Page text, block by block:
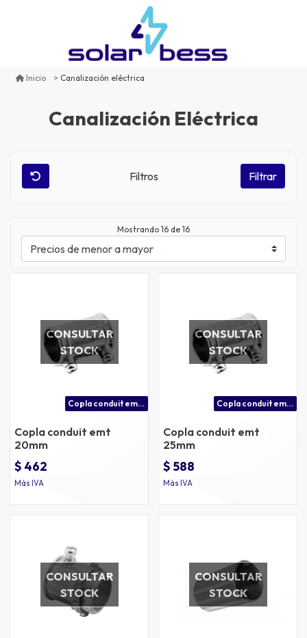
Inicio Canalización eléctrica
Canalización Eléctrica
Filtros Filtrar
Mostrando 16 de 16
CONSULTAR
STOCK
Copla conduit emt 20mm
Copla conduit emt
20mm
$ 462
Más IVA
CONSULTAR
STOCK
Copla conduit emt 25mm
Copla conduit emt
25mm
$ 588
Más IVA
CONSULTAR
STOCK
CONSULTAR
STOCK